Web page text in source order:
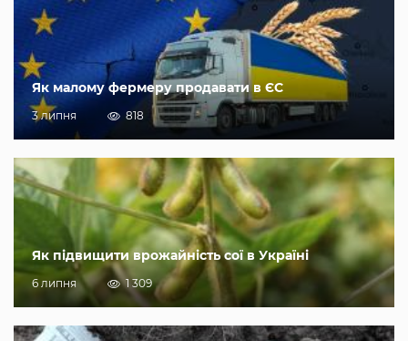
Як малому фермеру продавати в ЄС
3 липня 818
Як підвищити врожайність сої в Україні
6 липня 1 309